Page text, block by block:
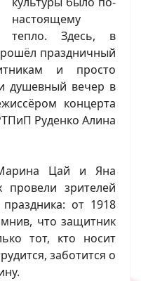
настоящему
тепло. Здесь, в
праздничный
и просто
душевный вечер в
концерта
Руденко Алина
Цай и Яна
зрителей
от 1918
что защитник
тот, кто носит
заботится о